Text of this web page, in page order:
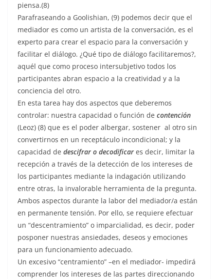
piensa.(8)
Parafraseando a Goolishian, (9) podemos decir que el
mediador es como un artista de la conversación, es el
experto para crear el espacio para la conversación y
facilitar el diálogo. ¿Qué tipo de diálogo facilitaremos?,
aquél que como proceso intersubjetivo todos los
participantes abran espacio a la creatividad y a la
conciencia del otro.
En esta tarea hay dos aspectos que deberemos
controlar: nuestra capacidad o función de contención
(Leoz) (8) que es el poder albergar, sostener al otro sin
convertirnos en un receptáculo incondicional; y la
capacidad de descifrar o decodificar es decir, limitar la
recepción a través de la detección de los intereses de
los participantes mediante la indagación utilizando
entre otras, la invalorable herramienta de la pregunta.
Ambos aspectos durante la labor del mediador/a están
en permanente tensión. Por ello, se requiere efectuar
un “descentramiento” o imparcialidad, es decir, poder
posponer nuestras ansiedades, deseos y emociones
para un funcionamiento adecuado.
Un excesivo “centramiento” –en el mediador- impedirá
comprender los intereses de las partes direccionando